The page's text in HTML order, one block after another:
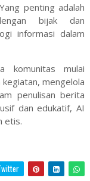
penting adalah
bijak dan
informasi dalam
komunitas mulai
mengelola
penulisan berita
dan edukatif, AI
etis.